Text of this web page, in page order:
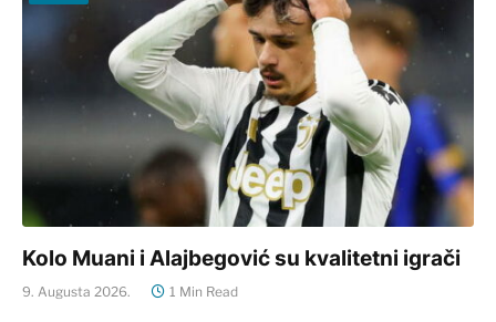
Kolo Muani i Alajbegović su kvalitetni igrači
9. Augusta 2026. 1 Min Read